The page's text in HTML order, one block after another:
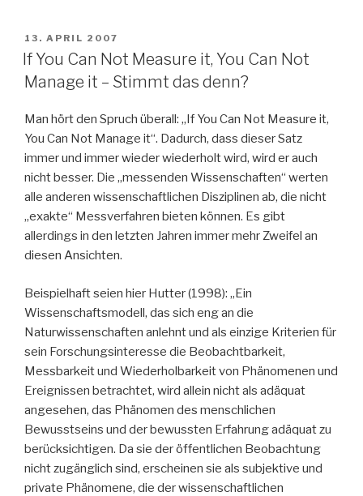
VERÖFFENTLICHT
AM
13. APRIL 2007
If You Can Not Measure it, You Can Not
Manage it – Stimmt das denn?
Man hört den Spruch überall: „If You Can Not Measure it,
You Can Not Manage it“. Dadurch, dass dieser Satz
immer und immer wieder wiederholt wird, wird er auch
nicht besser. Die „messenden Wissenschaften“ werten
alle anderen wissenschaftlichen Disziplinen ab, die nicht
„exakte“ Messverfahren bieten können. Es gibt
allerdings in den letzten Jahren immer mehr Zweifel an
diesen Ansichten.
Beispielhaft seien hier Hutter (1998): „Ein
Wissenschaftsmodell, das sich eng an die
Naturwissenschaften anlehnt und als einzige Kriterien für
sein Forschungsinteresse die Beobachtbarkeit,
Messbarkeit und Wiederholbarkeit von Phänomenen und
Ereignissen betrachtet, wird allein nicht als adäquat
angesehen, das Phänomen des menschlichen
Bewusstseins und der bewussten Erfahrung adäquat zu
berücksichtigen. Da sie der öffentlichen Beobachtung
nicht zugänglich sind, erscheinen sie als subjektive und
private Phänomene, die der wissenschaftlichen